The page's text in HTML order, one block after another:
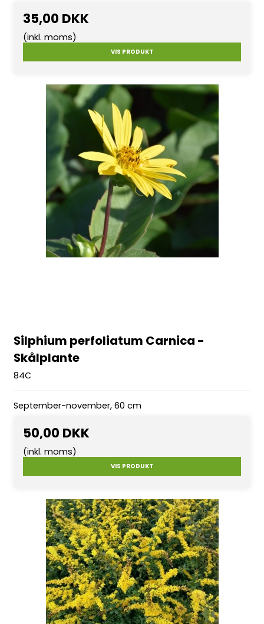
35,00 DKK
(inkl. moms)
VIS PRODUKT
Silphium perfoliatum Carnica -
Skålplante
84C
September-november, 60 cm
50,00 DKK
(inkl. moms)
VIS PRODUKT